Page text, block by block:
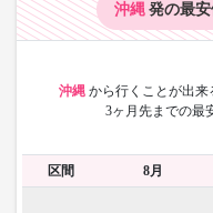
沖縄 発の最安
沖縄 から行くことが出来
3ヶ月先までの最
区間 8月